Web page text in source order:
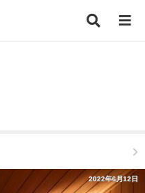
2022年6月12日